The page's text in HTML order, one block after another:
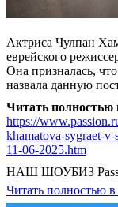
Актриса Чулпан
еврейского
Она призналась,
назвала данную
Читать полностью
https://
khamatova-sygraet-
11-06-2025.htm
НАШ ШОУБИЗ
Читать полностью